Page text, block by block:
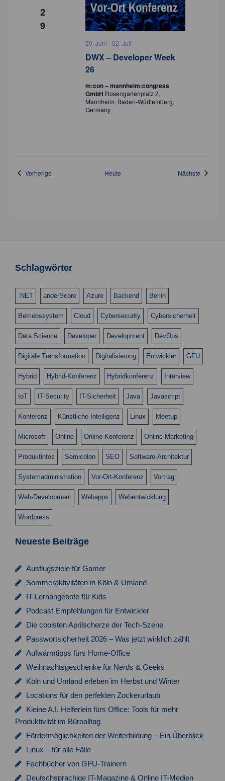
2
9
DWX – Developer Week
26
29. Juni -02. Juli
m:con – mannheim:congress
GmbH Rosengartenplatz 2,
Mannheim, Baden-Württemberg,
Germany
VorherigeVeranstaltungen Heute Nächste
Schlagwörter
.NET anderScore Azure Backend Berlin
Betriebssystem Cloud Cybersecurity Cybersicherheit
Data Science Developer Development DevOps
Digitale Transformation Digitalisierung Entwickler GFU
Hybrid Hybrid-Konferenz Hybridkonferenz Interview
IoT IT-Security IT-Sicherheit Java Javascript
Konferenz Künstliche Intelligenz Linux Meetup
Microsoft Online Online-Konferenz Online Marketing
Produktinfos Semicolon SEO Software-Architektur
Systemadministration Vor-Ort-Konferenz Vortrag
Web-Development Webapps Webentwicklung
Wordpress
Neueste Beiträge
Ausflugsziele für Gamer
Sommeraktivitäten in Köln & Umland
IT-Lernangebote für Kids
Podcast Empfehlungen für Entwickler
Die coolsten Aprilscherze der Tech-Szene
Passwortsicherheit 2026 – Was jetzt wirklich zählt
Aufwärmtipps fürs Home-Office
Weihnachtsgeschenke für Nerds & Geeks
Köln und Umland erleben im Herbst und Winter
Locations für den perfekten Zockerurlaub
Kleine A.I. Helferlein fürs Office: Tools für mehr
Produktivität im Büroalltag
Fördermöglichkeiten der Weiterbildung – Ein Überblick
Linux – für alle Fälle
Fachbücher von GFU-Trainern
Deutschsprachige IT-Magazine & Online IT-Medien